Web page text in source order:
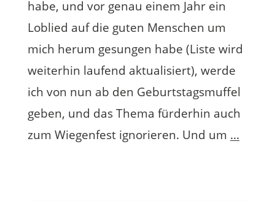
habe, und vor genau einem Jahr ein
Loblied auf die guten Menschen um
mich herum gesungen habe (Liste wird
weiterhin laufend aktualisiert), werde
ich von nun ab den Geburtstagsmuffel
geben, und das Thema fürderhin auch
zum Wiegenfest ignorieren. Und um ...